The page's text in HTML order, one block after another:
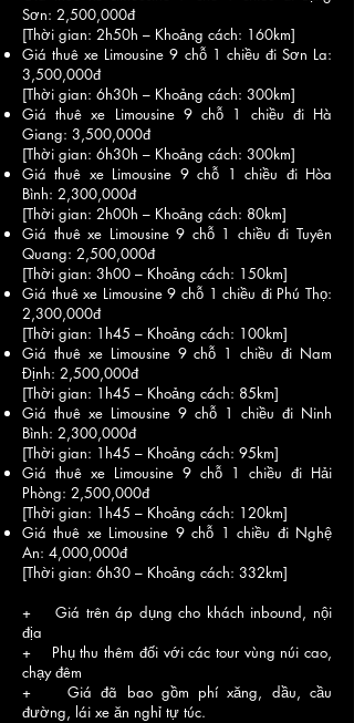
Sơn: 2,500,000đ
[Thời gian: 2h50h – Khoảng cách: 160km]
Giá thuê xe Limousine 9 chỗ 1 chiều đi Sơn La:
3,500,000đ
[Thời gian: 6h30h – Khoảng cách: 300km]
Giá thuê xe Limousine 9 chỗ 1 chiều đi Hà
Giang: 3,500,000đ
[Thời gian: 6h30h – Khoảng cách: 300km]
Giá thuê xe Limousine 9 chỗ 1 chiều đi Hòa
Bình: 2,300,000đ
[Thời gian: 2h00h – Khoảng cách: 80km]
Giá thuê xe Limousine 9 chỗ 1 chiều đi Tuyên
Quang: 2,500,000đ
[Thời gian: 3h00 – Khoảng cách: 150km]
Giá thuê xe Limousine 9 chỗ 1 chiều đi Phú Thọ:
2,300,000đ
[Thời gian: 1h45 – Khoảng cách: 100km]
Giá thuê xe Limousine 9 chỗ 1 chiều đi Nam
Định: 2,500,000đ
[Thời gian: 1h45 – Khoảng cách: 85km]
Giá thuê xe Limousine 9 chỗ 1 chiều đi Ninh
Bình: 2,300,000đ
[Thời gian: 1h45 – Khoảng cách: 95km]
Giá thuê xe Limousine 9 chỗ 1 chiều đi Hải
Phòng: 2,500,000đ
[Thời gian: 1h45 – Khoảng cách: 120km]
Giá thuê xe Limousine 9 chỗ 1 chiều đi Nghệ
An: 4,000,000đ
[Thời gian: 6h30 – Khoảng cách: 332km]
+ Giá trên áp dụng cho khách inbound, nội
địa
+ Phụ thu thêm đối với các tour vùng núi cao,
chạy đêm
+ Giá đã bao gồm phí xăng, dầu, cầu
đường, lái xe ăn nghỉ tự túc.